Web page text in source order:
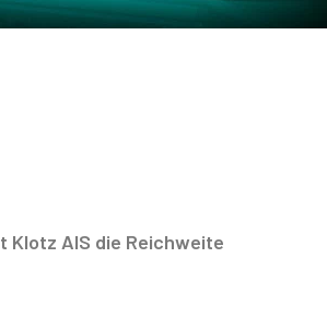
Klotz AIS die Reichweite